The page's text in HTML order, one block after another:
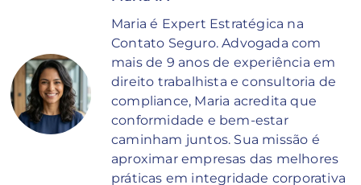
Maria é Expert Estratégica na
Contato Seguro. Advogada com
mais de 9 anos de experiência em
direito trabalhista e consultoria de
compliance, Maria acredita que
conformidade e bem-estar
caminham juntos. Sua missão é
aproximar empresas das melhores
práticas em integridade corporativa